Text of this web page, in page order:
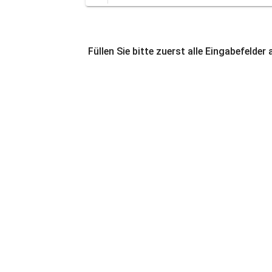
Füllen Sie bitte zuerst alle Eingabefelder